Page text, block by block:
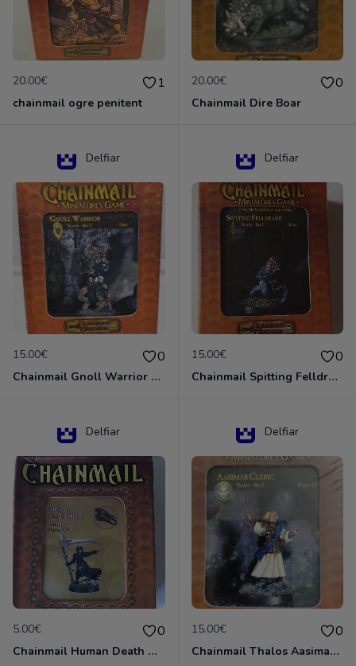
20.00€ 1
chainmail ogre penitent
20.00€ 0
Chainmail Dire Boar
Delfiar
15.00€ 0
Chainmail Gnoll Warrior Dungeons & Dragons
Delfiar
15.00€ 0
Chainmail Spitting Felldrake
Delfiar
5.00€ 0
Chainmail Human Death Cleric
Delfiar
15.00€ 0
Chainmail Thalos Aasimar Cleric